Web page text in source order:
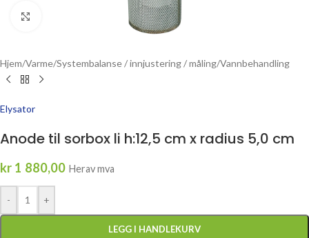
Hjem/Varme/Systembalanse / innjustering / måling/Vannbehandling
Elysator
Anode til sorbox li h:12,5 cm x radius 5,0 cm
kr 1 880,00 Herav mva
- +
LEGG I HANDLEKURV